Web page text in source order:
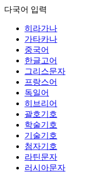
다국어 입력
히라가나
가타카나
중국어
한글고어
그리스문자
프랑스어
독일어
히브리어
괄호기호
학술기호
기술기호
첨자기호
라틴문자
러시아문자